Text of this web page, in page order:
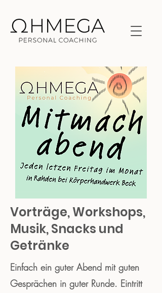
Vorträge, Workshops,
Musik, Snacks und
Getränke
Einfach ein guter Abend mit guten
Gesprächen in guter Runde. Eintritt